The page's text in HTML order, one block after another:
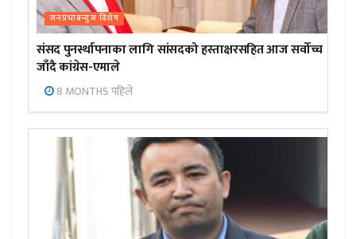
जनप्रभाबन्युज विशेष
संसद पुनर्स्थापनाका लागि सांसदको हस्ताक्षरसहित आज सर्वोच्च
जाँदै कांग्रेस-एमाले
8 MONTHS पहिले